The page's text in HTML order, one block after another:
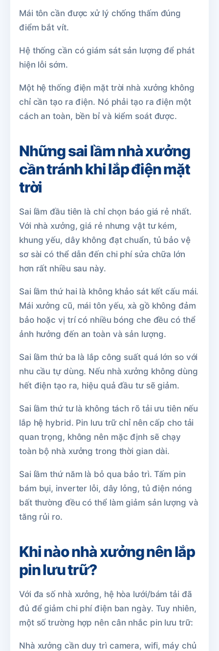
Mái tôn cần được xử lý chống thấm đúng
điểm bắt vít.
Hệ thống cần có giám sát sản lượng để phát
hiện lỗi sớm.
Một hệ thống điện mặt trời nhà xưởng không
chỉ cần tạo ra điện. Nó phải tạo ra điện một
cách an toàn, bền bỉ và kiểm soát được.
Những sai lầm nhà xưởng
cần tránh khi lắp điện mặt
trời
Sai lầm đầu tiên là chỉ chọn báo giá rẻ nhất.
Với nhà xưởng, giá rẻ nhưng vật tư kém,
khung yếu, dây không đạt chuẩn, tủ bảo vệ
sơ sài có thể dẫn đến chi phí sửa chữa lớn
hơn rất nhiều sau này.
Sai lầm thứ hai là không khảo sát kết cấu mái.
Mái xưởng cũ, mái tôn yếu, xà gồ không đảm
bảo hoặc vị trí có nhiều bóng che đều có thể
ảnh hưởng đến an toàn và sản lượng.
Sai lầm thứ ba là lắp công suất quá lớn so với
nhu cầu tự dùng. Nếu nhà xưởng không dùng
hết điện tạo ra, hiệu quả đầu tư sẽ giảm.
Sai lầm thứ tư là không tách rõ tải ưu tiên nếu
lắp hệ hybrid. Pin lưu trữ chỉ nên cấp cho tải
quan trọng, không nên mặc định sẽ chạy
toàn bộ nhà xưởng trong thời gian dài.
Sai lầm thứ năm là bỏ qua bảo trì. Tấm pin
bám bụi, inverter lỗi, dây lỏng, tủ điện nóng
bất thường đều có thể làm giảm sản lượng và
tăng rủi ro.
Khi nào nhà xưởng nên lắp
pin lưu trữ?
Với đa số nhà xưởng, hệ hòa lưới/bám tải đã
đủ để giảm chi phí điện ban ngày. Tuy nhiên,
một số trường hợp nên cân nhắc pin lưu trữ:
Nhà xưởng cần duy trì camera, wifi, máy chủ